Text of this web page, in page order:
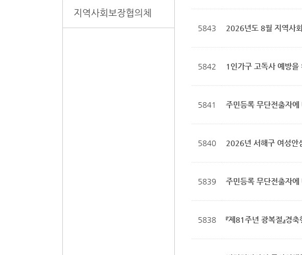
지역사회보장협의체
5843 2026년도 8월 지역사
5842 1인가구 고독사 예방
5841 주민등록 무단전출자
5840 2026년 서해구 여성안
5839 주민등록 무단전출자
5838 『제81주년 광복절』경